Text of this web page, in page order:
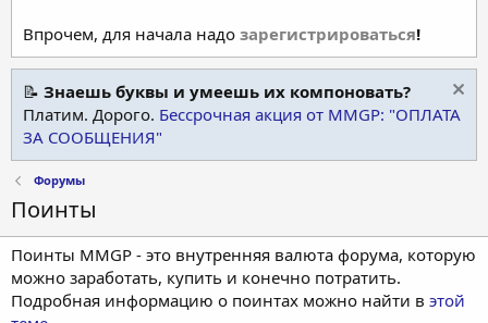
Впрочем, для начала надо зарегистрироваться!
📝 Знаешь буквы и умеешь их компоновать?
Платим. Дорого. Бессрочная акция от MMGP: "ОПЛАТА
ЗА СООБЩЕНИЯ"
Форумы
Поинты
Поинты MMGP - это внутренняя валюта форума, которую
можно заработать, купить и конечно потратить.
Подробная информацию о поинтах можно найти в этой